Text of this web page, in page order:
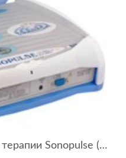
Аппарат ультразвуковой терапии Sonopulse (мультичастотный 1 и 3 Мгц)